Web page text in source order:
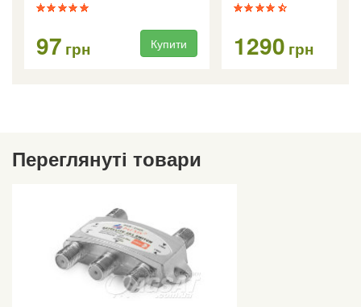
97 грн Купити 1290 грн
Переглянуті товари